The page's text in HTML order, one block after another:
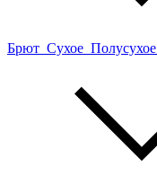
Брют Сухое Полусухое